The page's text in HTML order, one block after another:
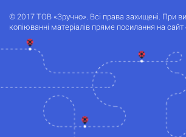
© 2017 ТОВ «Зручно». Всі права захищені. При
копіюванні матеріалів пряме посилання на